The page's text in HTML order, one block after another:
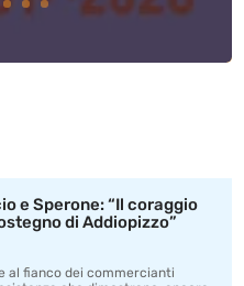
e Sperone: “Il coraggio
di Addiopizzo”
al fianco dei commercianti